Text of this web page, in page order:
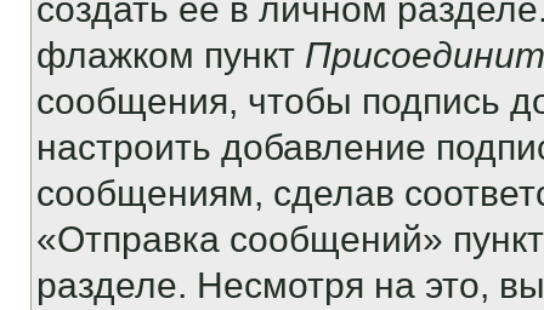
создать её в личном
флажком пункт
сообщения, чтобы подпись
настроить добавление
сообщениям, сделав
«Отправка сообщений»
разделе. Несмотря на это,